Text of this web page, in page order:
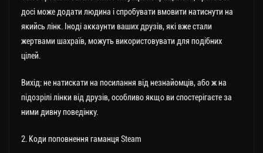
досі може додати людина і спробувати вмовити натиснути на
якийсь лінк. Іноді аккаунти ваших друзів, які вже стали
жертвами шахраїв, можуть використовувати для подібних
цілей.
Вихід: не натискати на посилання від незнайомців, або ж на
підозрілі лінки від друзів, особливо якщо ви спостерігаєте за
ними дивну поведінку.
2. Коди поповнення гаманця Steam